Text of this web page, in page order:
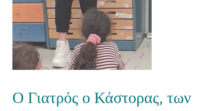
Ο Γιατρός ο Κάστορας, των